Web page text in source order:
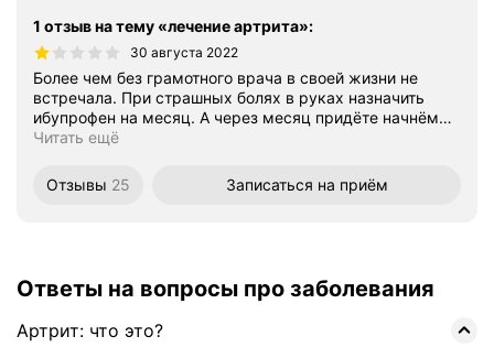
1 отзыв на тему «лечение артрита»:
30 августа 2022
Более чем без грамотного врача в своей жизни не
встречала. При страшных болях в руках назначить
ибупрофен на месяц. А через месяц придёте начнём…
Читать ещё
Отзывы 25 Записаться на приём
Ответы на вопросы про заболевания
Артрит: что это?